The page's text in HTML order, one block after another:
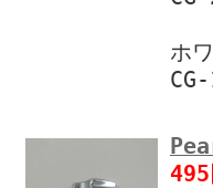
ホ